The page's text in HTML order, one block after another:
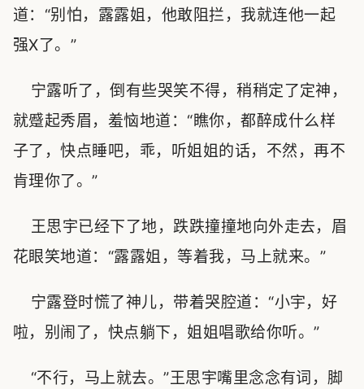
道：“别怕，露露姐，他敢阻拦，我就连他一起
强X了。”
宁露听了，倒有些哭笑不得，稍稍定了定神，
就蹙起秀眉，羞恼地道：“瞧你，都醉成什么样
子了，快点睡吧，乖，听姐姐的话，不然，再不
肯理你了。”
王思宇已经下了地，跌跌撞撞地向外走去，眉
花眼笑地道：“露露姐，等着我，马上就来。”
宁露登时慌了神儿，带着哭腔道：“小宇，好
啦，别闹了，快点躺下，姐姐唱歌给你听。”
“不行，马上就去。”王思宇嘴里念念有词，脚